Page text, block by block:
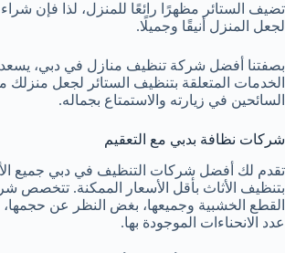
تضيف الستائر مظهرًا رائعًا للمنزل، لذا فإن شراء
لجعل المنزل أنيقًا وجميلًا.
بصفتنا أفضل شركة تنظيف منازل في دبي،
الخدمات المتعلقة بتنظيف الستائر لجعل
السائحين في زيارته والاستمتاع بجماله.
شركات نظافة بدبي مع التعقيم
تقدم لك أفضل شركات التنظيف في دبي جميع
بتنظيف الأثاث بأقل الأسعار الممكنة. تتخصص
القطع الخشبية وجميعها، بغض النظر عن حجمها،
عدد الانحناءات الموجودة بها.